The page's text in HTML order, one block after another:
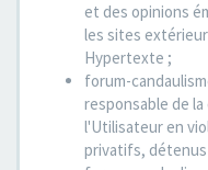
et des opinions
les sites
Hypertexte ;
forum-
responsable de
l'Utilisateur en
privatifs,